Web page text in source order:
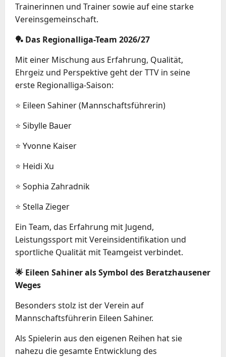
Trainerinnen und Trainer sowie auf eine starke
Vereinsgemeinschaft.
🏓 Das Regionalliga-Team 2026/27
Mit einer Mischung aus Erfahrung, Qualität,
Ehrgeiz und Perspektive geht der TTV in seine
erste Regionalliga-Saison:
⭐ Eileen Sahiner (Mannschaftsführerin)
⭐ Sibylle Bauer
⭐ Yvonne Kaiser
⭐ Heidi Xu
⭐ Sophia Zahradnik
⭐ Stella Zieger
Ein Team, das Erfahrung mit Jugend,
Leistungssport mit Vereinsidentifikation und
sportliche Qualität mit Teamgeist verbindet.
🌟 Eileen Sahiner als Symbol des Beratzhausener
Weges
Besonders stolz ist der Verein auf
Mannschaftsführerin Eileen Sahiner.
Als Spielerin aus den eigenen Reihen hat sie
nahezu die gesamte Entwicklung des